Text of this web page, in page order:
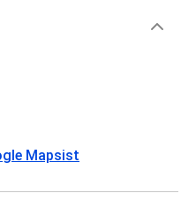
Mapsist